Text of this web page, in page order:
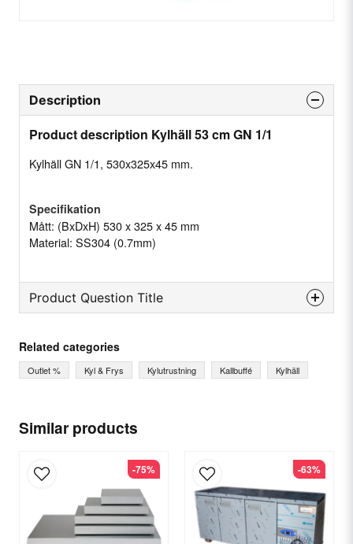
Similar products
-75% -63%
Description
Product description Kylhäll 53 cm GN 1/1
Kylhäll GN 1/1, 530x325x45 mm.
Specifikation
Mått: (BxDxH) 530 x 325 x 45 mm
Material: SS304 (0.7mm)
Product Question Title
Ask us something about this product...
Name
email
Email
Related categories
Outlet % Kyl & Frys Kylutrustning Kallbuffé Kylhäll